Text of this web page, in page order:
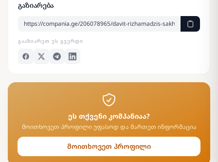
გაზიარება
ᲒᲐᲐᲖᲘᲐᲠᲔᲗ ᲔᲡ ᲒᲕᲔᲠᲓᲘ
ეს თქვენი კომპანიაა?
მოითხოვეთ პროფილი უფასოდ და მართეთ ინფორმაცია
მოითხოვეთ პროფილი